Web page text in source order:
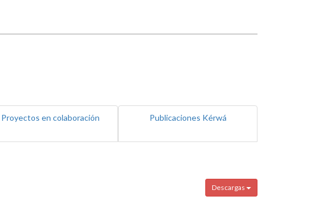
Proyectos en colaboración Publicaciones Kérwá
Descargas